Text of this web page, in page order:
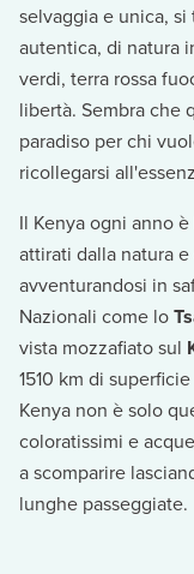
selvaggia e unica, si
autentica, di natura
verdi, terra rossa
libertà. Sembra che
paradiso per chi
ricollegarsi
Il Kenya ogni anno
attirati dalla natura
avventurandosi in
Nazionali come lo
vista mozzafiato sul
1510 km di
Kenya non è solo
coloratissimi e
a scomparire
lunghe passeggiate.